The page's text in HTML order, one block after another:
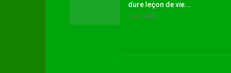
dure leçon de vie...
1 juin 2026